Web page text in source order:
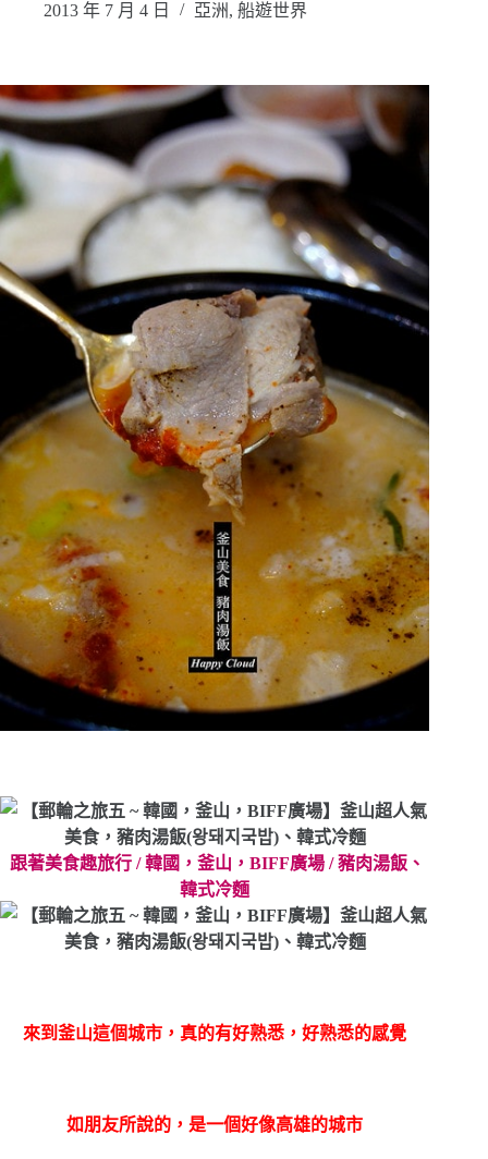
2013 年 7 月 4 日 亞洲, 船遊世界
跟著美食趣旅行 / 韓國，釜山，BIFF廣場 / 豬肉湯飯、
韓式冷麵
來到釜山這個城市，真的有好熟悉，好熟悉的感覺
如朋友所說的，是一個好像高雄的城市